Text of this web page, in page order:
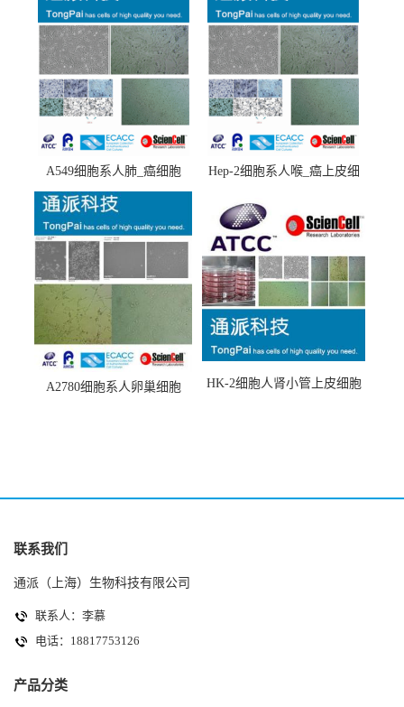
A549细胞系人肺_癌细胞
(A549细胞)
Hep-2细胞系人喉_癌上皮细
A2780细胞系人卵巢细胞
HK-2细胞人肾小管上皮细胞
联系我们
通派（上海）生物科技有限公司
联系人：李慕
电话：18817753126
产品分类